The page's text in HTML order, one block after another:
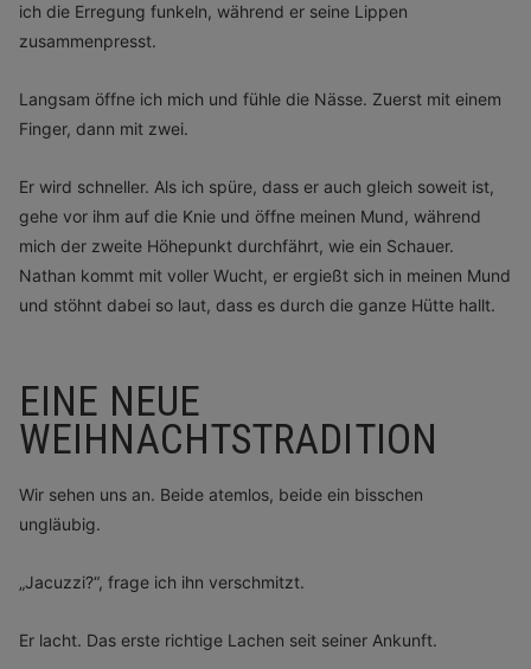
ich die Erregung funkeln, während er seine Lippen
zusammenpresst.
Langsam öffne ich mich und fühle die Nässe. Zuerst mit einem
Finger, dann mit zwei.
Er wird schneller. Als ich spüre, dass er auch gleich soweit ist,
gehe vor ihm auf die Knie und öffne meinen Mund, während
mich der zweite Höhepunkt durchfährt, wie ein Schauer.
Nathan kommt mit voller Wucht, er ergießt sich in meinen Mund
und stöhnt dabei so laut, dass es durch die ganze Hütte hallt.
EINE NEUE
WEIHNACHTSTRADITION
Wir sehen uns an. Beide atemlos, beide ein bisschen
ungläubig.
„Jacuzzi?“, frage ich ihn verschmitzt.
Er lacht. Das erste richtige Lachen seit seiner Ankunft.